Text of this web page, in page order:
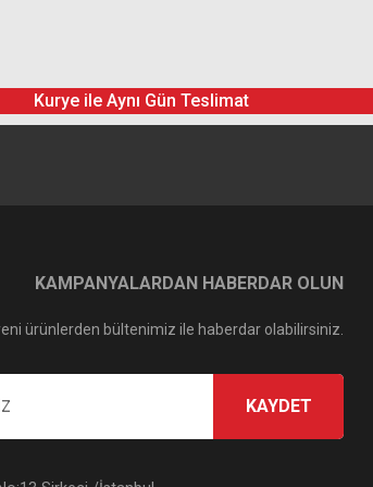
Kurye ile Aynı Gün Teslimat
KAMPANYALARDAN HABERDAR OLUN
ürünlerden bültenimiz ile haberdar olabilirsiniz.
KAYDET